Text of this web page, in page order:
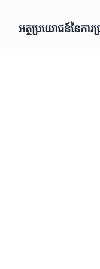
អត្ថប្រយោជន៍នៃការ